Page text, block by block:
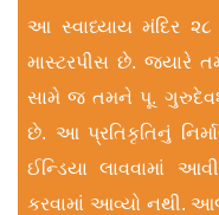
આ સ્વાધ્યાય મંદિર ૨૮
માસ્ટરપીસ છે. જ્યારે
સામે જ તમને પૂ.
છે. આ પ્રતિકૃતિનું
ઈન્ડિયા લાવવામાં
કરવામાં આવ્યો નથી.